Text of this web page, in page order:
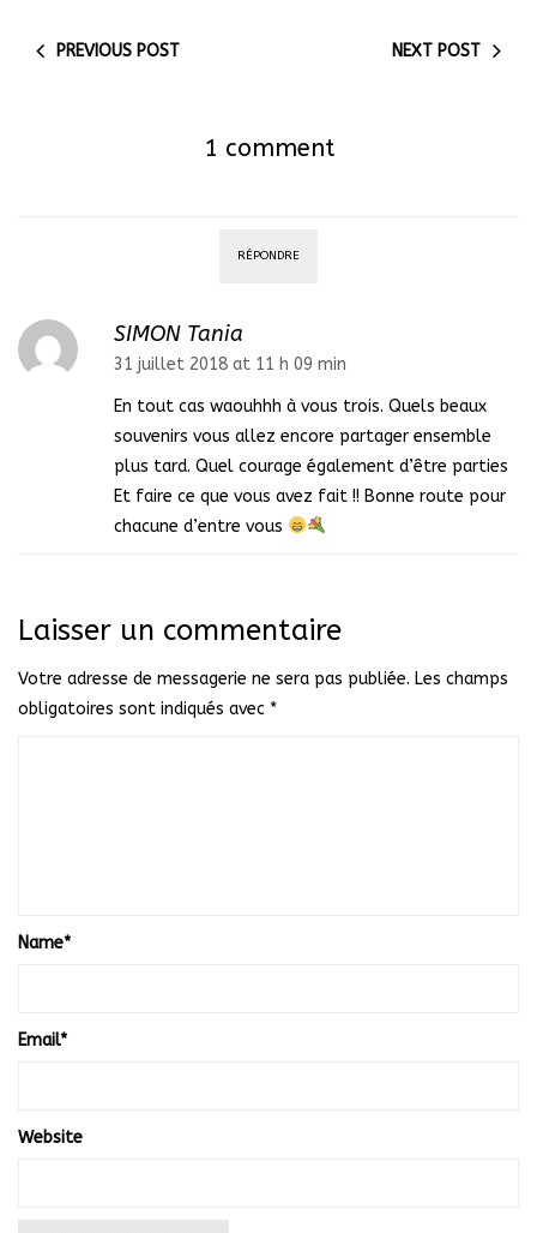
PREVIOUS POST NEXT POST
1 comment
RÉPONDRE
SIMON Tania
31 juillet 2018 at 11 h 09 min
En tout cas waouhhh à vous trois. Quels beaux
souvenirs vous allez encore partager ensemble
plus tard. Quel courage également d’être parties
Et faire ce que vous avez fait !! Bonne route pour
chacune d’entre vous
Laisser un commentaire
Votre adresse de messagerie ne sera pas publiée. Les champs
obligatoires sont indiqués avec *
Name*
Email*
Website